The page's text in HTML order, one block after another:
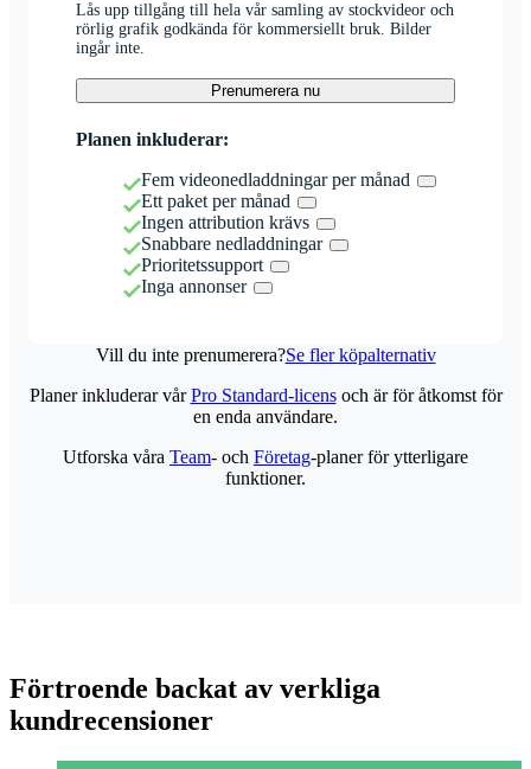
Lås upp tillgång till hela vår samling av stockvideor och
rörlig grafik godkända för kommersiellt bruk. Bilder
ingår inte.
Prenumerera nu
Planen inkluderar:
Fem videonedladdningar per månad
Ett paket per månad
Ingen attribution krävs
Snabbare nedladdningar
Prioritetssupport
Inga annonser
Vill du inte prenumerera?Se fler köpalternativ
Planer inkluderar vårPro Standard-licensoch är för åtkomst för
en enda användare.
Utforska våra Team- och Företag-planer för ytterligare
funktioner.
Förtroende backat av verkliga
kundrecensioner